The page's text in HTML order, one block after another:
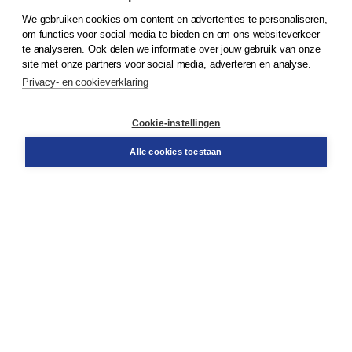
© 2026Koninklijke Boom uitgevers
Bestellen
We gebruiken cookies om content en advertenties te personaliseren,
om functies voor social media te bieden en om ons websiteverkeer
te analyseren. Ook delen we informatie over jouw gebruik van onze
site met onze partners voor social media, adverteren en analyse.
Privacy- en cookieverklaring
Cookie-instellingen
Alle cookies toestaan